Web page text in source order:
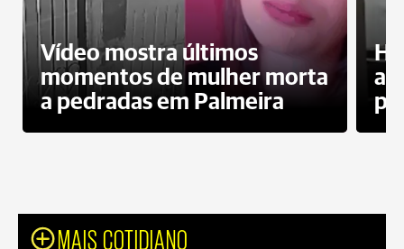
Vídeo mostra últimos
momentos de mulher morta
a pedradas em Palmeira
MAIS COTIDIANO